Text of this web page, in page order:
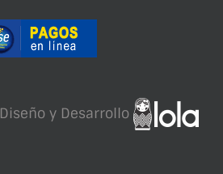
Diseño y Desarrollo